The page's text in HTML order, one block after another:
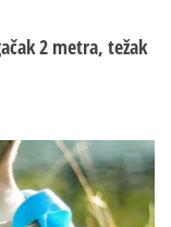
2 metra, težak